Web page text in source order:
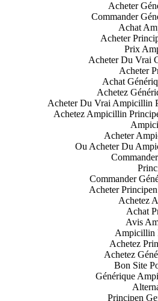
Acheter
Commander
Achat
Acheter
Prix
Acheter Du Vrai
Acheter
Achat
Achetez
Acheter Du Vrai Ampicillin
Achetez Ampicillin
Acheter
Ou Acheter Du
Commander
Acheter
Achetez
Achat
Avis
Ampicillin
Achetez
Achetez
Bon Site
Générique
Principen